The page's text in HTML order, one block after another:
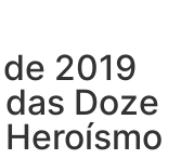
2019
Doze